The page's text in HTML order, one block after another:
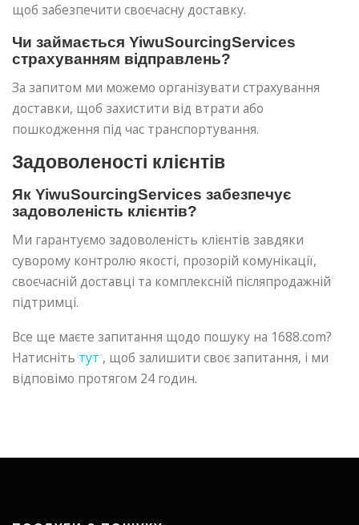
щоб забезпечити своєчасну доставку.
Чи займається YiwuSourcingServices
страхуванням відправлень?
За запитом ми можемо організувати страхування
доставки, щоб захистити від втрати або
пошкодження під час транспортування.
Задоволеності клієнтів
Як YiwuSourcingServices забезпечує
задоволеність клієнтів?
Ми гарантуємо задоволеність клієнтів завдяки
суворому контролю якості, прозорій комунікації,
своєчасній доставці та комплексній післяпродажній
підтримці.
Все ще маєте запитання щодо пошуку на 1688.com?
Натисніть тут , щоб залишити своє запитання, і ми
відповімо протягом 24 годин.